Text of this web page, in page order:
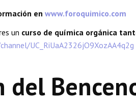
en www.foroquimico.com
un curso de química orgánica
UC_RiUaA2326jO9XozAA4q2g
del